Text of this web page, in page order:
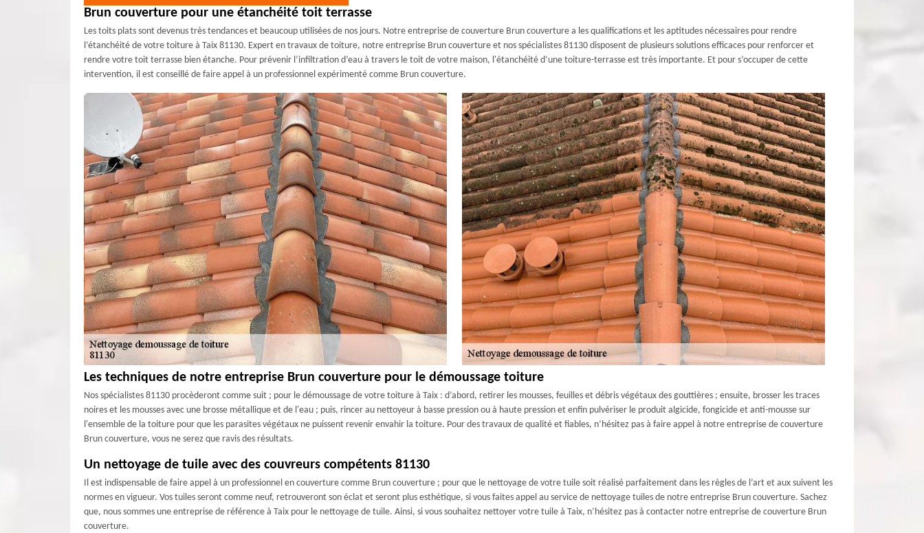
Brun couverture pour une étanchéité toit terrasse
Les toits plats sont devenus très tendances et beaucoup utilisées de nos jours. Notre entreprise de couverture Brun couverture a les qualifications et les aptitudes nécessaires pour rendre
l’étanchéité de votre toiture à Taix 81130. Expert en travaux de toiture, notre entreprise Brun couverture et nos spécialistes 81130 disposent de plusieurs solutions efficaces pour renforcer et
rendre votre toit terrasse bien étanche. Pour prévenir l’infiltration d’eau à travers le toit de votre maison, l'étanchéité d’une toiture-terrasse est très importante. Et pour s’occuper de cette
intervention, il est conseillé de faire appel à un professionnel expérimenté comme Brun couverture.
Les techniques de notre entreprise Brun couverture pour le démoussage toiture
Nos spécialistes 81130 procèderont comme suit ; pour le démoussage de votre toiture à Taix : d’abord, retirer les mousses, feuilles et débris végétaux des gouttières ; ensuite, brosser les traces
noires et les mousses avec une brosse métallique et de l'eau ; puis, rincer au nettoyeur à basse pression ou à haute pression et enfin pulvériser le produit algicide, fongicide et anti-mousse sur
l'ensemble de la toiture pour que les parasites végétaux ne puissent revenir envahir la toiture. Pour des travaux de qualité et fiables, n’hésitez pas à faire appel à notre entreprise de couverture
Brun couverture, vous ne serez que ravis des résultats.
Un nettoyage de tuile avec des couvreurs compétents 81130
Il est indispensable de faire appel à un professionnel en couverture comme Brun couverture ; pour que le nettoyage de votre tuile soit réalisé parfaitement dans les règles de l’art et aux suivent les
normes en vigueur. Vos tuiles seront comme neuf, retrouveront son éclat et seront plus esthétique, si vous faites appel au service de nettoyage tuiles de notre entreprise Brun couverture. Sachez
que, nous sommes une entreprise de référence à Taix pour le nettoyage de tuile. Ainsi, si vous souhaitez nettoyer votre tuile à Taix, n’hésitez pas à contacter notre entreprise de couverture Brun
couverture.